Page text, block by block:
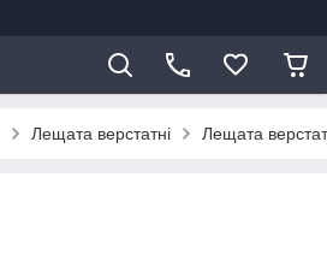
Лещата верстатні Лещата